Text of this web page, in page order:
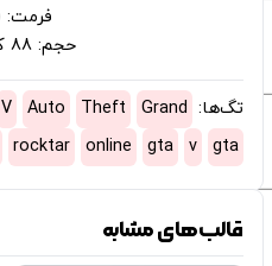
فرمت: webp
حجم: 88 کیلوبایت
تگ‌ها: Grand
Theft
Auto
V
gta
v
gta
online
rocktar
قالب‌های مشابه